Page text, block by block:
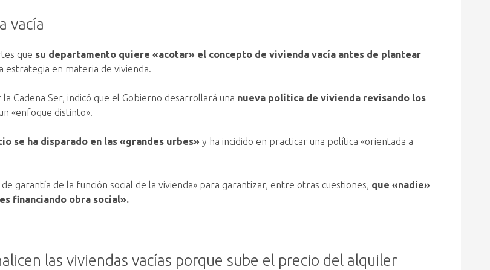
vacía
que su departamento quiere «acotar» el concepto de vivienda vacía antes de plantear
estrategia en materia de vivienda.
Cadena Ser, indicó que el Gobierno desarrollará una nueva política de vivienda revisando los
«enfoque distinto».
se ha disparado en las «grandes urbes» y ha incidido en practicar una política «orientada a
garantía de la función social de la vivienda» para garantizar, entre otras cuestiones, que «nadie»
financiando obra social».
las viviendas vacías porque sube el precio del alquiler